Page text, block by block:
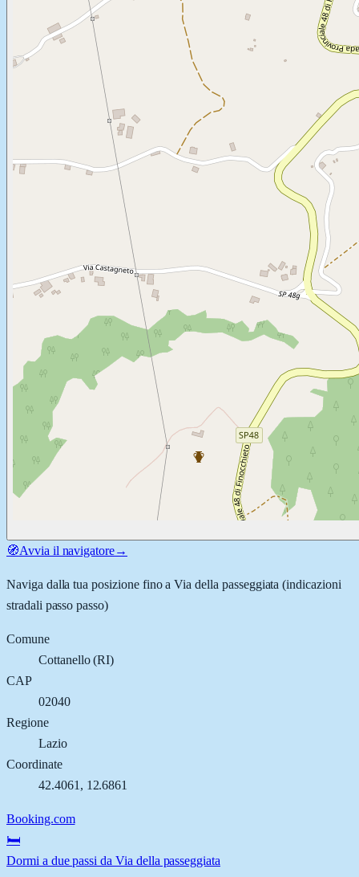
🧭Avvia il navigatore→
Naviga dalla tua posizione fino aVia della passeggiata (indicazioni
stradali passo passo)
Comune
Cottanello(RI)
CAP
02040
Regione
Lazio
Coordinate
42.4061 , 12.6861
Booking.com
🛏️
Dormi a due passi da Via della passeggiata